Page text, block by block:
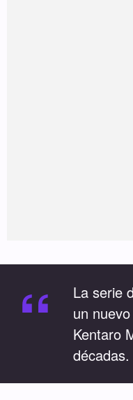
“
La serie
un
Kentaro
décadas.